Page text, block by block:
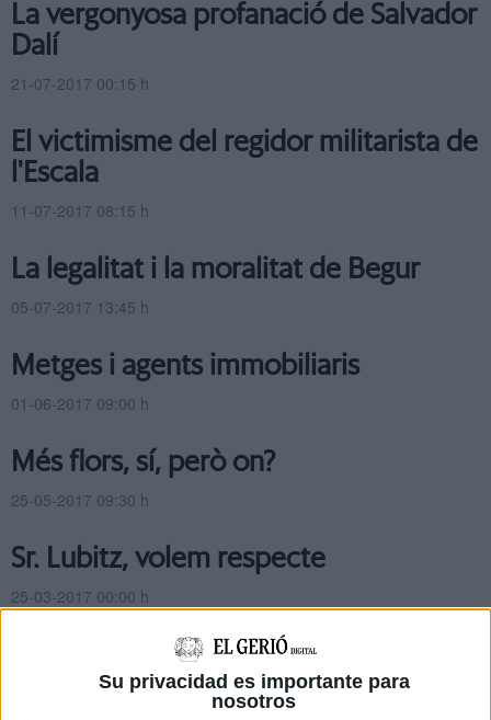
Su privacidad es importante para
nosotros
La vergonyosa profanació de Salvador
Dalí
21-07-2017 00:15 h
El victimisme del regidor militarista de
l'Escala
11-07-2017 08:15 h
La legalitat i la moralitat de Begur
05-07-2017 13:45 h
Metges i agents immobiliaris
01-06-2017 09:00 h
Més flors, sí, però on?
25-05-2017 09:30 h
Sr. Lubitz, volem respecte
25-03-2017 00:00 h
La soledat del PDeCAT a Figueres
02-02-2017 00:00 h